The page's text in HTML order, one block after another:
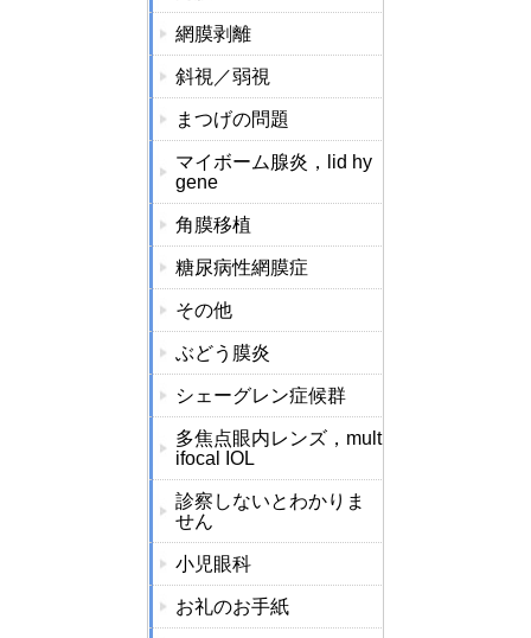
網膜剥離
斜視／弱視
まつげの問題
マイボーム腺炎，lid hy
gene
角膜移植
糖尿病性網膜症
その他
ぶどう膜炎
シェーグレン症候群
多焦点眼内レンズ，mult
ifocal IOL
診察しないとわかりま
せん
小児眼科
お礼のお手紙